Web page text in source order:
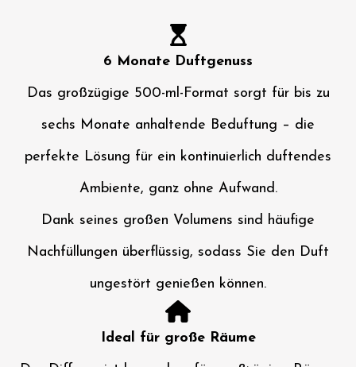
6 Monate Duftgenuss
Das großzügige 500-ml-Format sorgt für bis zu
sechs Monate anhaltende Beduftung – die
perfekte Lösung für ein kontinuierlich duftendes
Ambiente, ganz ohne Aufwand.
Dank seines großen Volumens sind häufige
Nachfüllungen überflüssig, sodass Sie den Duft
ungestört genießen können.
Ideal für große Räume